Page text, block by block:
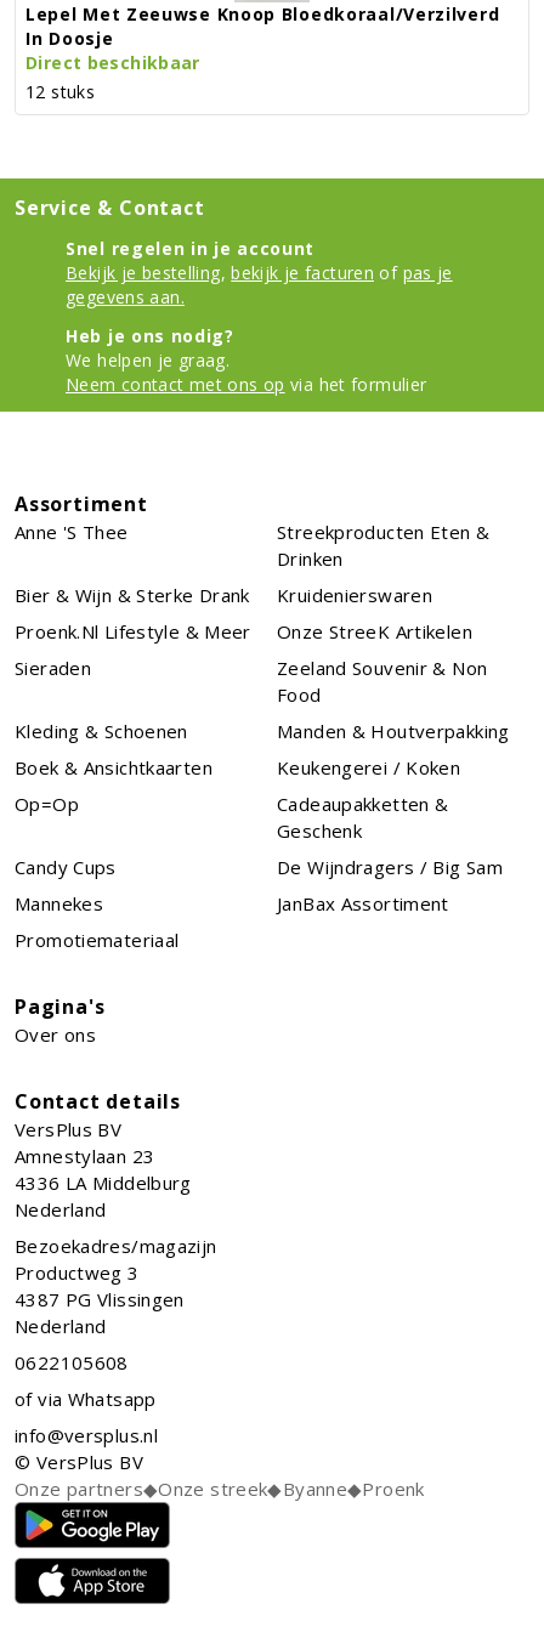
Lepel Met Zeeuwse Knoop Bloedkoraal/verzilverd
In Doosje
Direct beschikbaar
12 stuks
Service & Contact
Snel regelen in je account
Bekijk je bestelling, bekijk je facturen of pas je
gegevens aan.
Heb je ons nodig?
We helpen je graag.
Neem contact met ons op via het formulier
Assortiment
Anne 's Thee
Streekproducten Eten &
Drinken
Bier & Wijn & Sterke Drank
Kruidenierswaren
Proenk.nl Lifestyle & Meer
Onze StreeK Artikelen
Sieraden
Zeeland Souvenir & Non
Food
Kleding & Schoenen
Manden & Houtverpakking
Boek & Ansichtkaarten
Keukengerei / Koken
Op=Op
Cadeaupakketten &
Geschenk
Candy Cups
De Wijndragers / Big Sam
Mannekes
JanBax Assortiment
Promotiemateriaal
Pagina's
Over ons
Contact details
VersPlus BV
Amnestylaan 23
4336 LA Middelburg
Nederland
Bezoekadres/magazijn
Productweg 3
4387 PG Vlissingen
Nederland
0622105608
of via Whatsapp
info@versplus.nl
© VersPlus BV
Onze partners◆Onze streek◆Byanne◆Proenk